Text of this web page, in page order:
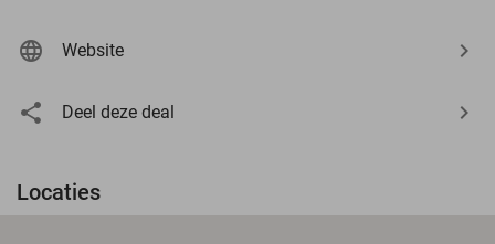
Website
Deel deze deal
Locaties